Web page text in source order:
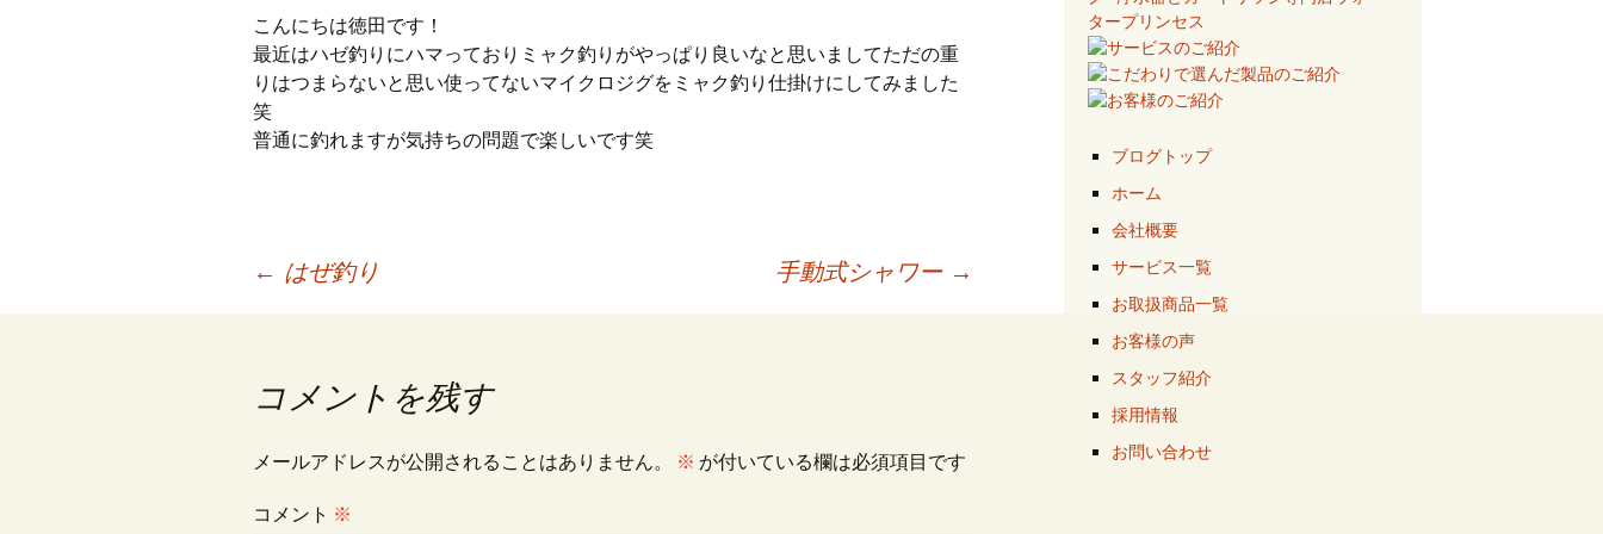
こんにちは徳田です！
最近はハゼ釣りにハマっておりミャク釣りがやっぱり良いなと思いましてただの重
りはつまらないと思い使ってないマイクロジグをミャク釣り仕掛けにしてみました
笑
普通に釣れますが気持ちの問題で楽しいです笑
← はぜ釣り 手動式シャワー →
コメントを残す
メールアドレスが公開されることはありません。 ※ が付いている欄は必須項目です
コメント ※
ブログトップ
ホーム
会社概要
サービス一覧
お取扱商品一覧
お客様の声
スタッフ紹介
採用情報
お問い合わせ